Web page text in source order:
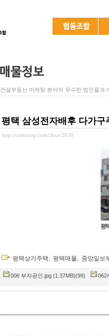
건설부동산 마케팅 분야의 우수한 법인들과
평택 삼성전자배후 다가구
http://crmcoop.com/zbxe/2030
평택상가주택, 평택매물, 중앙일보
006 부자공인.jpg (1.37MB)(99)